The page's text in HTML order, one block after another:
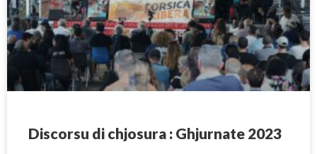
Discorsu di chjosura : Ghjurnate 2023